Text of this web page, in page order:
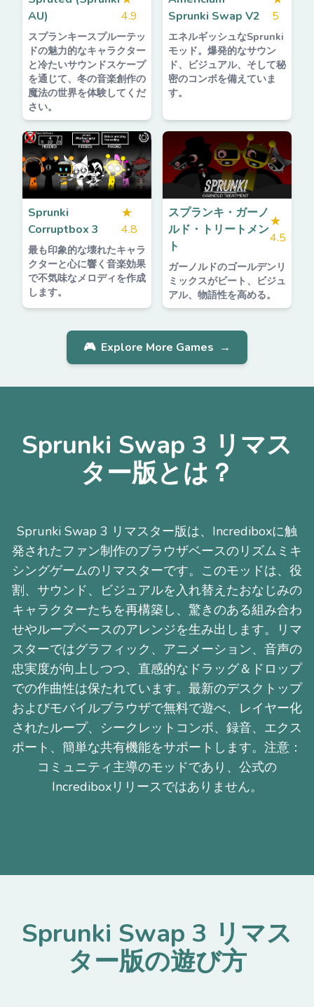
AU)
4.9
スプランキースプルーテッ
ドの魅力的なキャラクター
と冷たいサウンドスケープ
を通じて、冬の音楽創作の
魔法の世界を体験してくだ
さい。
Sprunki Swap V2
5
エネルギッシュなSprunki
モッド。爆発的なサウン
ド、ビジュアル、そして秘
密のコンボを備えていま
す。
Sprunki
Corruptbox 3
★
4.8
最も印象的な壊れたキャラ
クターと心に響く音楽効果
で不気味なメロディを作成
します。
スプランキ・ガーノ
ルド・トリートメン
ト
★
4.5
ガーノルドのゴールデンリ
ミックスがビート、ビジュ
アル、物語性を高める。
🎮 Explore More Games →
Sprunki Swap 3 リマス
ター版とは？
Sprunki Swap 3 リマスター版は、Incrediboxに触
発されたファン制作のブラウザベースのリズムミキ
シングゲームのリマスターです。このモッドは、役
割、サウンド、ビジュアルを入れ替えたおなじみの
キャラクターたちを再構築し、驚きのある組み合わ
せやループベースのアレンジを生み出します。リマ
スターではグラフィック、アニメーション、音声の
忠実度が向上しつつ、直感的なドラッグ＆ドロップ
での作曲性は保たれています。最新のデスクトップ
およびモバイルブラウザで無料で遊べ、レイヤー化
されたループ、シークレットコンボ、録音、エクス
ポート、簡単な共有機能をサポートします。注意：
コミュニティ主導のモッドであり、公式の
Incrediboxリリースではありません。
Sprunki Swap 3 リマス
ター版の遊び方